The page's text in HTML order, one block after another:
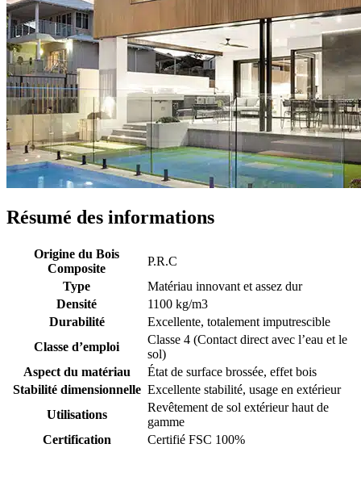
Résumé des informations
Origine du Bois
Composite
P.R.C
Type
Matériau innovant et assez dur
Densité
1100 kg/m3
Durabilité
Excellente, totalement imputrescible
Classe d’emploi
Classe 4 (Contact direct avec l’eau et le
sol)
Aspect du matériau
État de surface brossée, effet bois
Stabilité dimensionnelle Excellente stabilité, usage en extérieur
Utilisations
Revêtement de sol extérieur haut de
gamme
Certification
Certifié FSC 100%